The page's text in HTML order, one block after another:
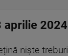
aprilie
niște